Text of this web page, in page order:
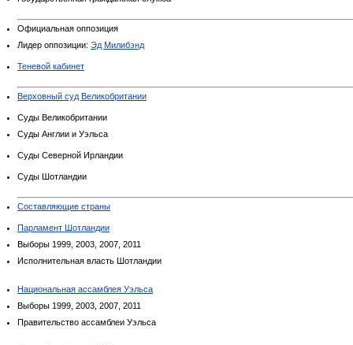
Официальная оппозиция
Лидер оппозиции: Эд Милибэнд
Теневой кабинет
Верховный суд Великобритании
Суды Великобритании
Суды Англии и Уэльса
Суды Северной Ирландии
Суды Шотландии
Составляющие страны
Парламент Шотландии
Выборы 1999, 2003, 2007, 2011
Исполнительная власть Шотландии
Национальная ассамблея Уэльса
Выборы 1999, 2003, 2007, 2011
Правительство ассамблеи Уэльса